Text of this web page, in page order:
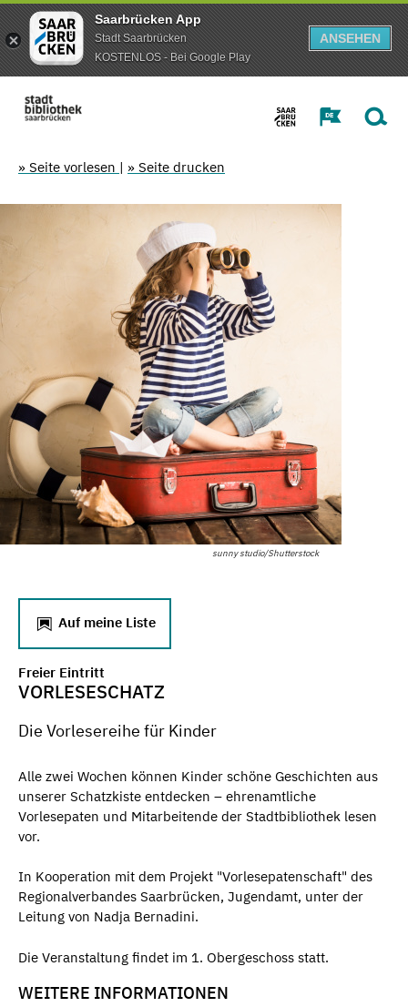
Saarbrücken App
Stadt Saarbrücken
KOSTENLOS - Bei Google Play
ANSEHEN
» Seite vorlesen | » Seite drucken
sunny studio/Shutterstock
Auf meine Liste
Freier Eintritt
VORLESESCHATZ
Die Vorlesereihe für Kinder
Alle zwei Wochen können Kinder schöne Geschichten aus
unserer Schatzkiste entdecken – ehrenamtliche
Vorlesepaten und Mitarbeitende der Stadtbibliothek lesen
vor.
In Kooperation mit dem Projekt "Vorlesepatenschaft" des
Regionalverbandes Saarbrücken, Jugendamt, unter der
Leitung von Nadja Bernadini.
Die Veranstaltung findet im 1. Obergeschoss statt.
WEITERE INFORMATIONEN